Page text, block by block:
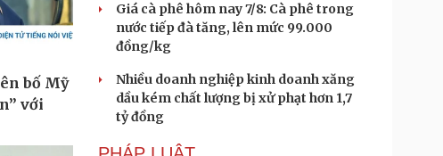
Giá cà phê hôm nay 7/8: Cà phê trong
nước tiếp đà tăng, lên mức 99.000
đồng/kg
Nhiều doanh nghiệp kinh doanh xăng
dầu kém chất lượng bị xử phạt hơn 1,7
tỷ đồng